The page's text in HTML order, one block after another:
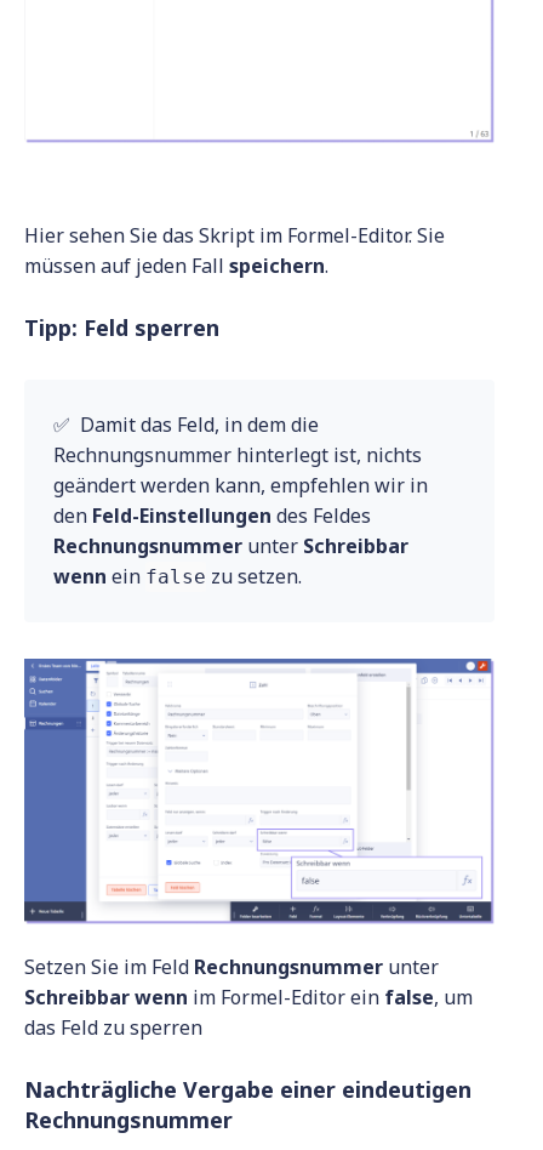
Hier sehen Sie das Skript im Formel-Editor. Sie
müssen auf jeden Fall speichern.
Tipp: Feld sperren
✅ Damit das Feld, in dem die
Rechnungsnummer hinterlegt ist, nichts
geändert werden kann, empfehlen wir in
den Feld-Einstellungen des Feldes
Rechnungsnummer unter Schreibbar
wenn ein false zu setzen.
Setzen Sie im Feld Rechnungsnummer unter
Schreibbarwenn im Formel-Editor ein false, um
das Feld zu sperren
Nachträgliche Vergabe einer eindeutigen
Rechnungsnummer